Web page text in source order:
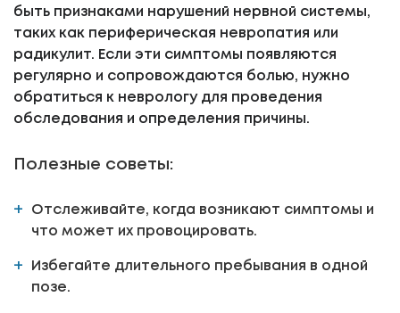
быть признаками нарушений нервной системы,
таких как периферическая невропатия или
радикулит. Если эти симптомы появляются
регулярно и сопровождаются болью, нужно
обратиться к неврологу для проведения
обследования и определения причины.
Полезные советы:
Отслеживайте, когда возникают симптомы и
что может их провоцировать.
Избегайте длительного пребывания в одной
позе.